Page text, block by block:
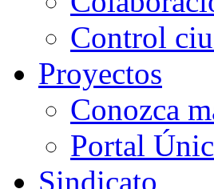
Control
Proyectos
Conozca
Portal
Sindicato